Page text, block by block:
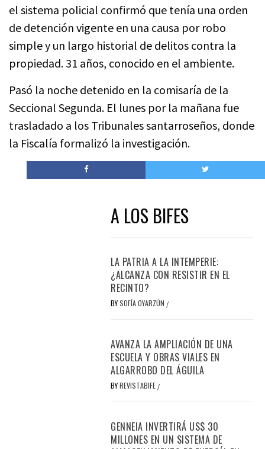
el sistema policial confirmó que tenía una orden
de detención vigente en una causa por robo
simple y un largo historial de delitos contra la
propiedad. 31 años, conocido en el ambiente.
Pasó la noche detenido en la comisaría de la
Seccional Segunda. El lunes por la mañana fue
trasladado a los Tribunales santarroseños, donde
la Fiscalía formalizó la investigación.
A LOS BIFES
LA PATRIA A LA INTEMPERIE:
¿ALCANZA CON RESISTIR EN EL
RECINTO?
BYSOFÍA OYARZÚN /
AVANZA LA AMPLIACIÓN DE UNA
ESCUELA Y OBRAS VIALES EN
ALGARROBO DEL ÁGUILA
BYREVISTABIFE /
GENNEIA INVERTIRÁ US$ 30
MILLONES EN UN SISTEMA DE